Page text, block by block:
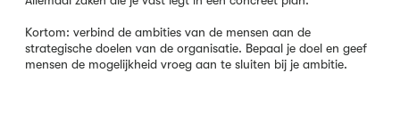
Kortom: verbind de ambities van de mensen aan de
strategische doelen van de organisatie. Bepaal je doel en geef
mensen de mogelijkheid vroeg aan te sluiten bij je ambitie.